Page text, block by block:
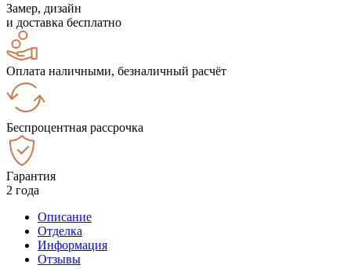
Замер, дизайн
и доставка бесплатно
Оплата наличными, безналичный расчёт
Беспроцентная рассрочка
Гарантия
2 года
Описание
Отделка
Информация
Отзывы